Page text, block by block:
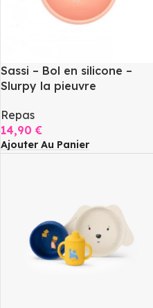
Sassi – Bol en silicone –
Slurpy la pieuvre
Repas
14,90€
Ajouter Au Panier